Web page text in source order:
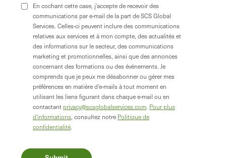
En cochant cette case, j'accepte de recevoir des
communications par e-mail de la part de SCS Global
Services. Celles-ci peuvent inclure des communications
relatives aux services et à mon compte, des actualités et
des informations sur le secteur, des communications
marketing et promotionnelles, ainsi que des annonces
concernant des formations ou des événements. Je
comprends que je peux me désabonner ou gérer mes
préférences en matière d'e-mails à tout moment en
utilisant les liens figurant dans chaque e-mail ou en
contactant privacy@scsglobalservices.com Pour plus
d'informations , consultez notre Politique de
confidentialité